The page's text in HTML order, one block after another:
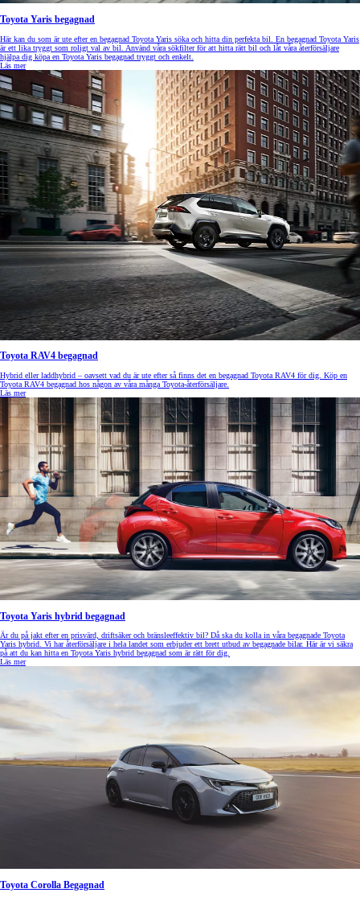
Toyota Yaris begagnad
Här kan du som är ute efter en begagnad Toyota Yaris söka och hitta din perfekta bil. En begagnad Toyota Yaris
är ett lika tryggt som roligt val av bil. Använd våra sökfilter för att hitta rätt bil och låt våra återförsäljare
hjälpa dig köpa en Toyota Yaris begagnad tryggt och enkelt.
Läs mer
Toyota RAV4 begagnad
Hybrid eller laddhybrid – oavsett vad du är ute efter så finns det en begagnad Toyota RAV4 för dig. Köp en
Toyota RAV4 begagnad hos någon av våra många Toyota-återförsäljare.
Läs mer
Toyota Yaris hybrid begagnad
Är du på jakt efter en prisvärd, driftsäker och bränsleeffektiv bil? Då ska du kolla in våra begagnade Toyota
Yaris hybrid. Vi har återförsäljare i hela landet som erbjuder ett brett utbud av begagnade bilar. Här är vi säkra
på att du kan hitta en Toyota Yaris hybrid begagnad som är rätt för dig.
Läs mer
Toyota Corolla Begagnad